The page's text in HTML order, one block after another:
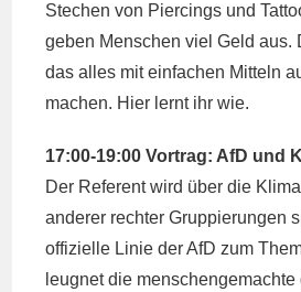
Stechen von Piercings und
geben Menschen viel Geld aus.
das alles mit einfachen Mitteln
machen. Hier lernt ihr wie.
17:00-19:00 Vortrag: AfD und
Der Referent wird über die
anderer rechter Gruppierungen
offizielle Linie der AfD zum
leugnet die